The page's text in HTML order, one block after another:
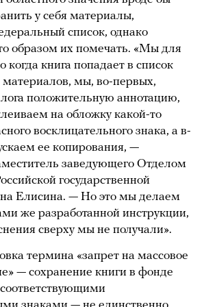
у себя материалы,
список, однако
образом их помечать. «Мы для
когда книга попадает в список
материалов, мы, во-первых,
положительную аннотацию,
на обложку какой-то
восклицательного знака, а в-
ее копирования, —
заведующего Отделом
государственной
Елисина. — Но это мы делаем
же разработанной инструкции,
сверху мы не получали».
термина «запрет на массовое
— сохранение книги в фонде